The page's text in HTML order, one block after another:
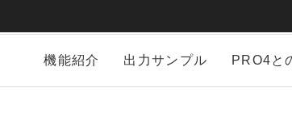
機能紹介 出力サンプル PRO4と